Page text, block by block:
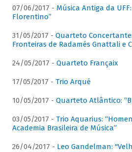
07/06/2017 - Música Antiga da
Florentino”
31/05/2017 - Quarteto
Fronteiras de Radamés Gnattali e
24/05/2017 - Quarteto Françaix
17/05/2017 - Trio Arqué
10/05/2017 - Quarteto Atlântico:
03/05/2017 - Trio Aquarius:
Academia Brasileira de Música”
26/04/2017 - Leo Gandelman: